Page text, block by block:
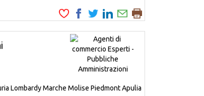
LombardyMarche Molise PiedmontApulia